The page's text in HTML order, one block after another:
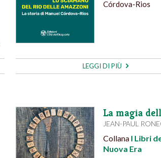
Córdova-Rios
LEGGI DI PIÙ
La magia
JEAN-PAUL
Collana I Libri
Nuova Era